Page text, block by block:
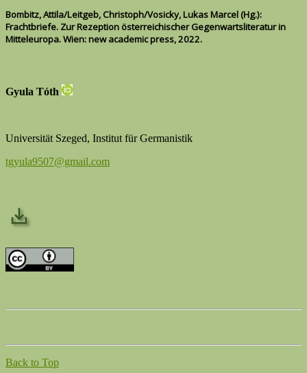
Bombitz, Attila/Leitgeb, Christoph/Vosicky, Lukas Marcel (Hg.):
Frachtbriefe. Zur Rezeption österreichischer Gegenwartsliteratur in
Mitteleuropa. Wien: new academic press, 2022.
Gyula Tóth
Universität Szeged, Institut für Germanistik
tgyula9507@gmail.com
Back to Top